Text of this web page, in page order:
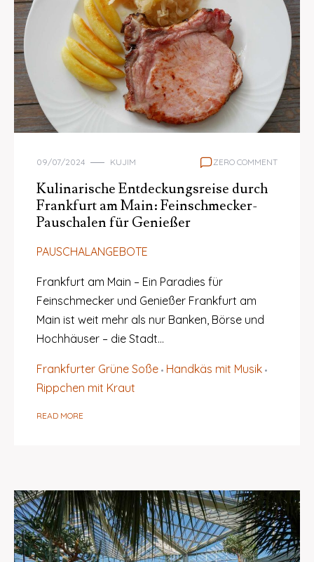
09/07/2024 KUJIM ZERO COMMENT
Kulinarische Entdeckungsreise durch
Frankfurt am Main: Feinschmecker-
Pauschalen für Genießer
PAUSCHALANGEBOTE
Frankfurt am Main – Ein Paradies für
Feinschmecker und Genießer Frankfurt am
Main ist weit mehr als nur Banken, Börse und
Hochhäuser – die Stadt…
Frankfurter Grüne Soße Handkäs mit Musik
Rippchen mit Kraut
READ MORE